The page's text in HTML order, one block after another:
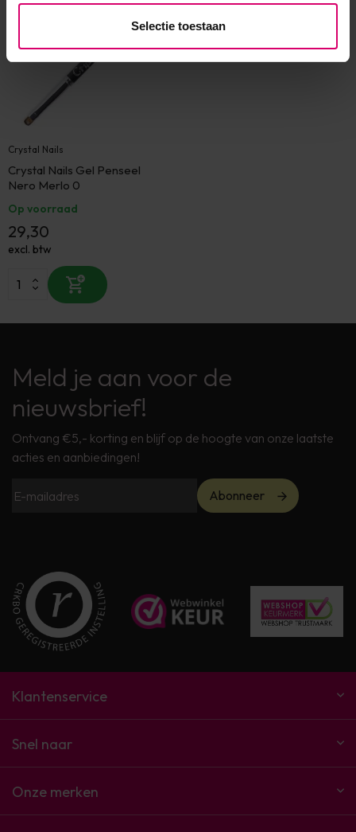
Selectie toestaan
Crystal Nails
Crystal Nails Gel Penseel
Nero Merlo 0
Op voorraad
29,30
excl. btw
Meld je aan voor de
nieuwsbrief!
Ontvang €5,- korting en blijf op de hoogte van onze laatste
acties en aanbiedingen!
Abonneer
Klantenservice
Snel naar
Onze merken